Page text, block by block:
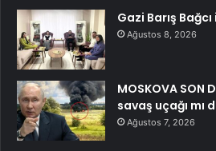
Gazi Barış
Ağustos 8, 2026
MOSKOVA SON
savaş uçağı mı
Ağustos 7, 2026